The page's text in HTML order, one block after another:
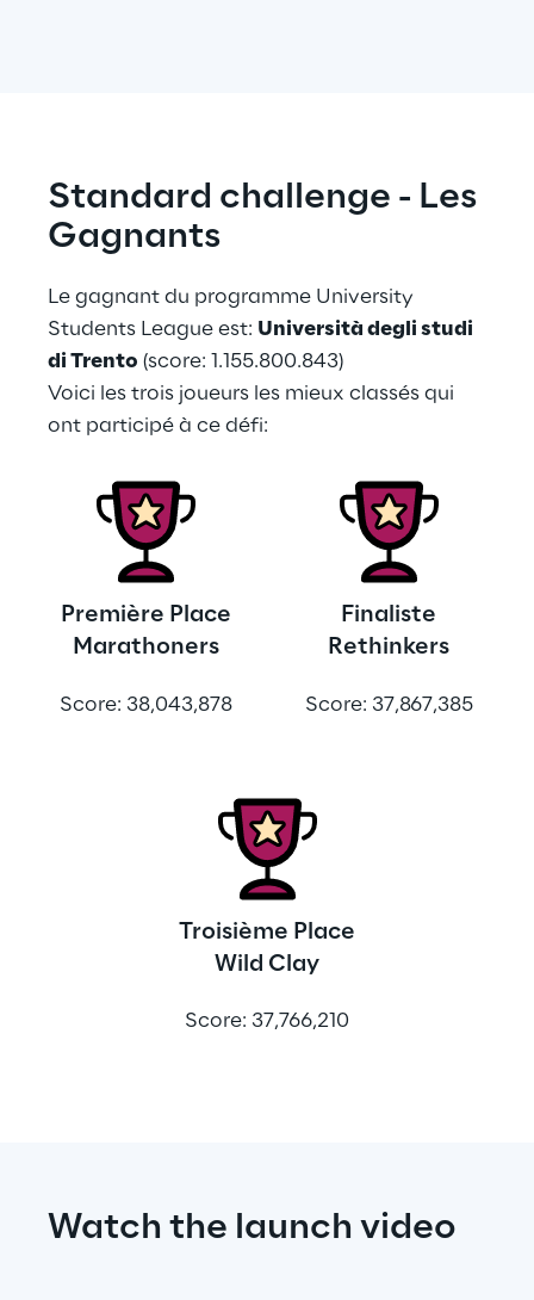
Standard challenge - Les
Gagnants
Le gagnant du programme University
Students League est: Università degli studi
di Trento (score: 1.155.800.843)
Voici les trois joueurs les mieux classés qui
ont participé à ce défi:
Première Place
Marathoners
Score: 38,043,878
Finaliste
Rethinkers
Score: 37,867,385
Troisième Place
Wild Clay
Score: 37,766,210
Watch the launch video